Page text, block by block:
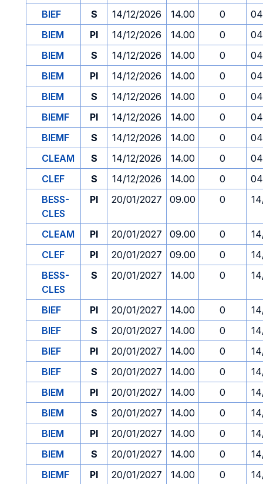
BIEF
S 14/12/2026 14.00 0
BIEM
PI 14/12/2026 14.00 0
BIEM
S 14/12/2026 14.00 0
BIEM
PI 14/12/2026 14.00 0
BIEM
S 14/12/2026 14.00 0
BIEMF
PI 14/12/2026 14.00 0
BIEMF
S 14/12/2026 14.00 0
CLEAM
S 14/12/2026 14.00 0
CLEF
S 14/12/2026 14.00 0
BESS-
CLES
PI 20/01/2027 09.00 0
CLEAM PI 20/01/2027 09.00 0
CLEF
PI 20/01/2027 09.00 0
BESS-
CLES
S 20/01/2027 14.00 0
BIEF PI 20/01/2027 14.00 0
BIEF
S 20/01/2027 14.00 0
BIEF
PI 20/01/2027 14.00 0
BIEF
S 20/01/2027 14.00 0
BIEM
PI 20/01/2027 14.00 0
BIEM
S 20/01/2027 14.00 0
BIEM
PI 20/01/2027 14.00 0
BIEM
S 20/01/2027 14.00 0
BIEMF
PI 20/01/2027 14.00 0